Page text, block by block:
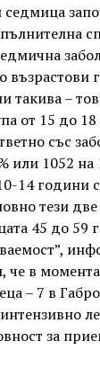
седмица
възрастови
такива –
от 15 до
със
или 1052 на
14 години
тези
45 до 59
в
– 7 в
за